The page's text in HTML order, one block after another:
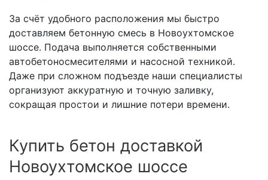
За счёт удобного расположения мы быстро
доставляем бетонную смесь в Новоухтомское
шоссе. Подача выполняется собственными
автобетоносмесителями и насосной техникой.
Даже при сложном подъезде наши специалисты
организуют аккуратную и точную заливку,
сокращая простои и лишние потери времени.
Купить бетон доставкой
Новоухтомское шоссе